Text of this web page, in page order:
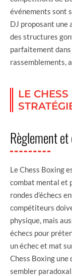
événements sont
DJ proposant une
des structures
parfaitement
rassemblements,
LE
Règlement
Le Chess Boxing
combat mental et
rondes d’échecs
compétiteurs
physique, mais
échecs pour
un échec et mat
Chess Boxing une
sembler